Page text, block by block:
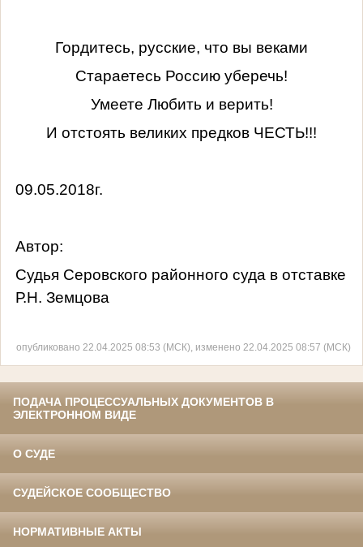
Гордитесь, русские, что вы веками
Стараетесь Россию уберечь!
Умеете Любить и верить!
И отстоять великих предков ЧЕСТЬ!!!
09.05.2018г.
Автор:
Судья Серовского районного суда в отставке
Р.Н. Земцова
опубликовано 22.04.2025 08:53 (МСК), изменено 22.04.2025 08:57 (МСК)
ПОДАЧА ПРОЦЕССУАЛЬНЫХ ДОКУМЕНТОВ В
ЭЛЕКТРОННОМ ВИДЕ
О СУДЕ
СУДЕЙСКОЕ СООБЩЕСТВО
НОРМАТИВНЫЕ АКТЫ